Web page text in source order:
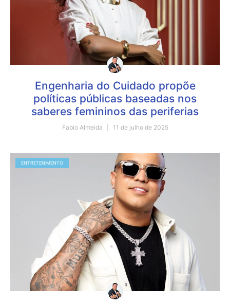
Engenharia do Cuidado propõe
políticas públicas baseadas nos
saberes femininos das periferias
Fabio Almeida 11 de julho de 2025
ENTRETENIMENTO